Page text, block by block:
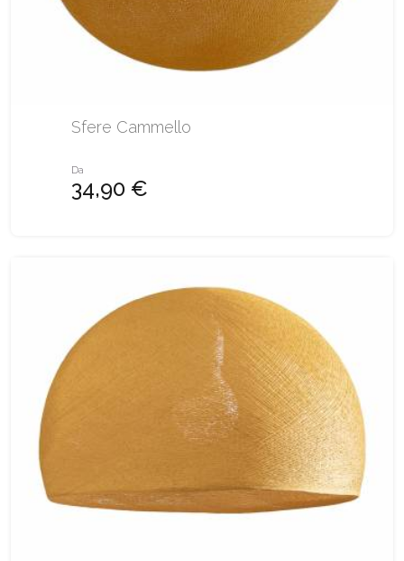
Sfere Cammello
Da
34,90 €